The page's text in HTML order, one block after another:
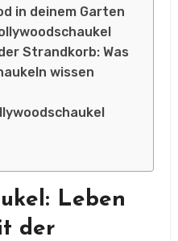
in deinem Garten
Strandkorb: Was
wissen
Leben
der